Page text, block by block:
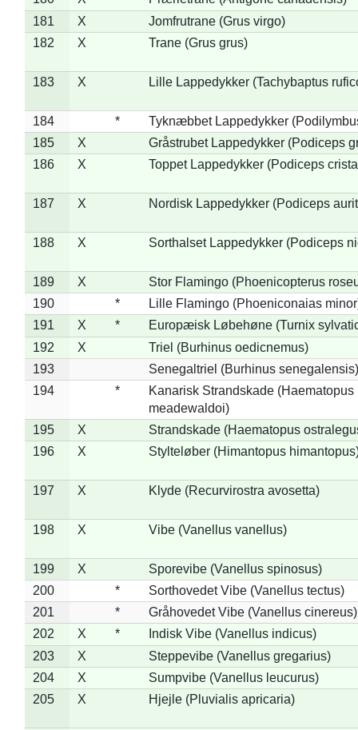
181
X
Jomfrutrane (Grus virgo)
182
X Trane (Grus grus)
183 X Lille Lappedykker (Tachybaptus
184 *
Tyknæbbet Lappedykker
185
X
Gråstrubet Lappedykker (Podiceps
186
X Toppet Lappedykker (Podiceps
187 X Nordisk Lappedykker (Podiceps
188 X Sorthalset Lappedykker (Podiceps
189 X
Stor Flamingo (Phoenicopterus
190
*
Lille Flamingo (Phoeniconaias
191
X *
Europæisk Løbehøne (Turnix
192
X
Triel (Burhinus oedicnemus)
193
Senegaltriel (Burhinus senegalensis)
194
*
Kanarisk Strandskade (Haematopus
meadewaldoi)
195
X
Strandskade (Haematopus
196
X Stylteløber (Himantopus
197 X Klyde (Recurvirostra avosetta)
198 X Vibe (Vanellus vanellus)
199 X
Sporevibe (Vanellus spinosus)
200
*
Sorthovedet Vibe (Vanellus tectus)
201
*
Gråhovedet Vibe (Vanellus cinereus)
202
X *
Indisk Vibe (Vanellus indicus)
203
X
Steppevibe (Vanellus gregarius)
204
X
Sumpvibe (Vanellus leucurus)
205
X Hjejle (Pluvialis apricaria)